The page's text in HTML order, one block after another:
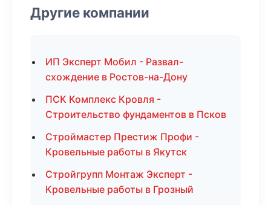
Другие компании
ИП Эксперт Мобил - Развал-
схождение в Ростов-на-Дону
ПСК Комплекс Кровля -
Строительство фундаментов в Псков
Строймастер Престиж Профи -
Кровельные работы в Якутск
Стройгрупп Монтаж Эксперт -
Кровельные работы в Грозный